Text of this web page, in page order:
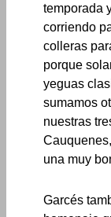
temporada
corriendo
colleras
porque
yeguas
sumamos
nuestras
una muy
Garcés